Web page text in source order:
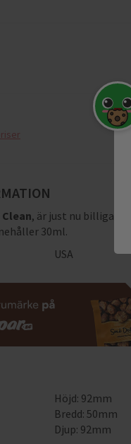
Clean, är just nu billigast
30ml.
USA
Höjd: 92mm
Bredd: 50mm
Djup: 92mm